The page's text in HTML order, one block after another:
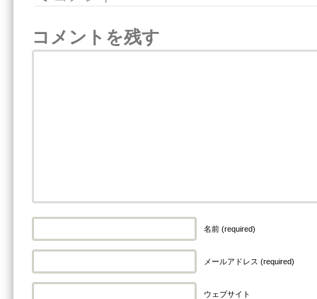
コメントを残す
名前 (required)
メールアドレス (required)
ウェブサイト